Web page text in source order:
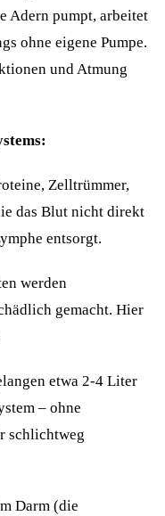
Adern pumpt, arbeitet
ohne eigene Pumpe.
und Atmung
Zelltrümmer,
das Blut nicht direkt
entsorgt.
werden
gemacht. Hier
etwa 2-4 Liter
– ohne
schlichtweg
Darm (die